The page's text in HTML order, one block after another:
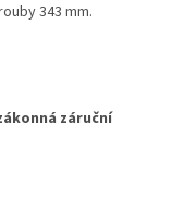
343 mm.
záruční